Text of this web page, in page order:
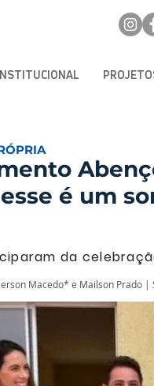
é um
da
Macedo* e Mailson Prado |